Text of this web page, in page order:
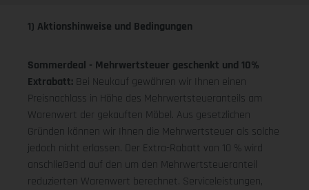
1) Aktionshinweise und Bedingungen
Sommerdeal - Mehrwertsteuer geschenkt und 10%
Extrabatt: Bei Neukauf gewähren wir Ihnen einen
Preisnachlass in Höhe des Mehrwertsteueranteils am
Warenwert der gekauften Möbel. Aus gesetzlichen
Gründen können wir Ihnen die Mehrwertsteuer als solche
jedoch nicht erlassen. Der Extra-Rabatt von 10 % wird
anschließend auf den um den Mehrwertsteueranteil
reduzierten Warenwert berechnet. Serviceleistungen,